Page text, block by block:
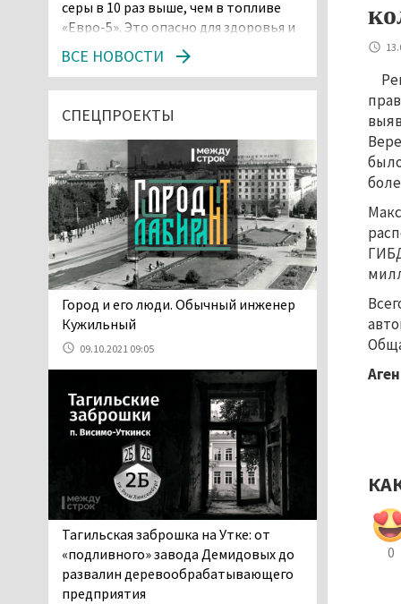
0
серы в 10 раз выше, чем в топливе
«Евро-5». Это опасно для здоровья и
повышает износ автомобиля
06.08.2026 13:53
В Детской городской
больнице № 3 Нижнего
обвинения родителей, которые
заявили, что их дочь в палате
покусала бельевая вошь
06.08.2026 13:02
В Нижнем Тагиле на три
дня запретят
электросамокаты
вошь». Родители 10-
пожаловались на кровососущих
паразитов, которые искусали их
ребёнка в детской больнице
Нижнего Тагила
05.08.2026 17:59
Директора уральского
предприятия по
производству дронов
«Упырь» подорвали в автомобиле
под Екатеринбургом
05.08.2026 17:05
ВСЕ НОВОСТИ
СПЕЦПРОЕКТЫ
​​​​​​​Город и его люди. Обычный инженер
Кужильный
09.10.2021 09:05
Тагильская заброшка на Утке: от
«подливного» завода Демидовых до
развалин деревообрабатывающего
предприятия